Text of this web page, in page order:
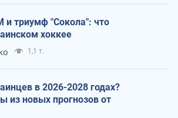
и триумф "Сокола": что
хоккее
1,1 т.
в 2026-2028 годах?
из новых прогнозов от